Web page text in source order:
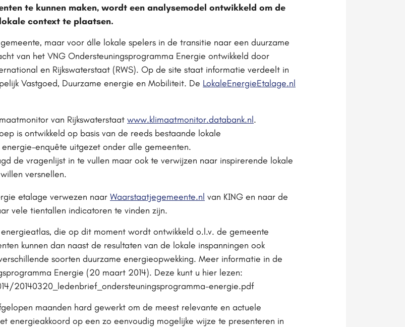
te kunnen maken, wordt een analysemodel ontwikkeld om de
context te plaatsen.
maar voor álle lokale spelers in de transitie naar een duurzame
van het VNG Ondersteuningsprogramma Energie ontwikkeld door
en Rijkswaterstaat (RWS). Op de site staat informatie verdeelt in
Vastgoed, Duurzame energie en Mobiliteit. De LokaleEnergieEtalage.nl
van Rijkswaterstaat www.klimaatmonitor.databank.nl.
is ontwikkeld op basis van de reeds bestaande lokale
enquête uitgezet onder alle gemeenten.
de vragenlijst in te vullen maar ook te verwijzen naar inspirerende lokale
versnellen.
etalage verwezen naar Waarstaatjegemeente.nl van KING en naar de
vele tientallen indicatoren te vinden zijn.
die op dit moment wordt ontwikkeld o.l.v. de gemeente
kunnen dan naast de resultaten van de lokale inspanningen ook
soorten duurzame energieopwekking. Meer informatie in de
Energie (20 maart 2014). Deze kunt u hier lezen:
energie.pdf
maanden hard gewerkt om de meest relevante en actuele
energieakkoord op een zo eenvoudig mogelijke wijze te presenteren in